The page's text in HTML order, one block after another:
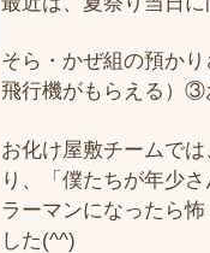
そら・かぜ組の預か
飛行機がもらえる）③
お化け屋敷チームで
り、「僕たちが年少
ラーマンになったら
した(^^)